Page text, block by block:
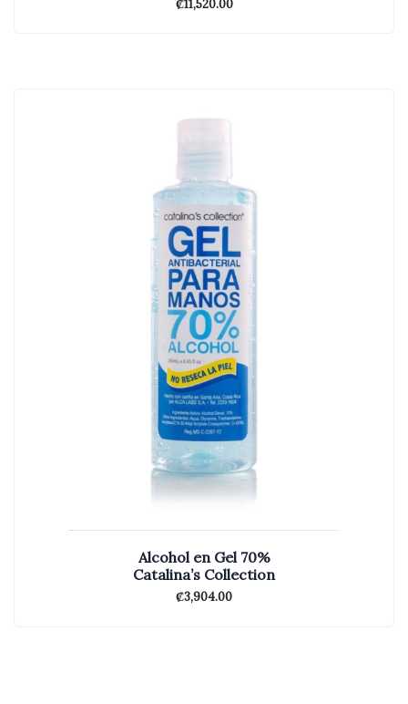
₡11,520.00
Alcohol en Gel 70%
Catalina’s Collection
₡3,904.00